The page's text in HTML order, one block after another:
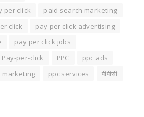
per click
paid search marketing
click
pay per click advertising
pay per click jobs
Pay-per-click PPC
ppc ads
marketing ppc services
पीपीसी